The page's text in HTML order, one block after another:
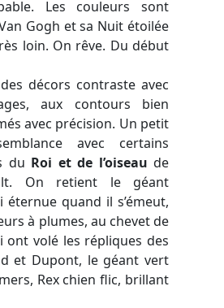
Les couleurs sont
Gogh et sa Nuit étoilée
loin. On rêve. Du début
décors contraste avec
aux contours bien
avec précision. Un petit
avec certains
du Roi et de l’oiseau de
On retient le géant
éternue quand il s’émeut,
à plumes, au chevet de
ont volé les répliques des
et Dupont, le géant vert
Rex chien flic, brillant